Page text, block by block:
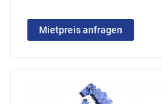
Mietpreis anfragen